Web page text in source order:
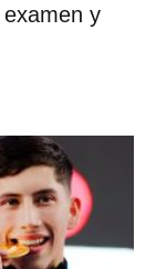
y